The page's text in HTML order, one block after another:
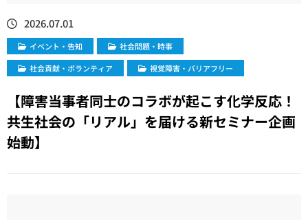
2026.07.01
イベント・告知
社会問題・時事
社会貢献・ボランティア
視覚障害・バリアフリー
【障害当事者同士のコラボが起こす化学反応！
共生社会の「リアル」を届ける新セミナー企画
始動】